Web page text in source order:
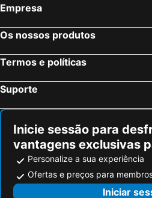
Ixia, Sul do Mar Egeu Hotéis
Corfu-Cidade, Ilhas Jônicas ou Jónicas Hotéis
Empresa
Os nossos produtos
Termos e políticas
Suporte
Inicie sessão para
vantagens exclusivas
Personalize a sua experiência
Ofertas e preços para
Iniciar